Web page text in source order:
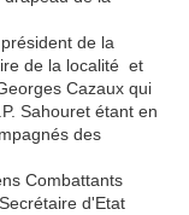
de la
de la localité et
Cazaux qui
Sahouret étant en
des
Combattants
d'Etat